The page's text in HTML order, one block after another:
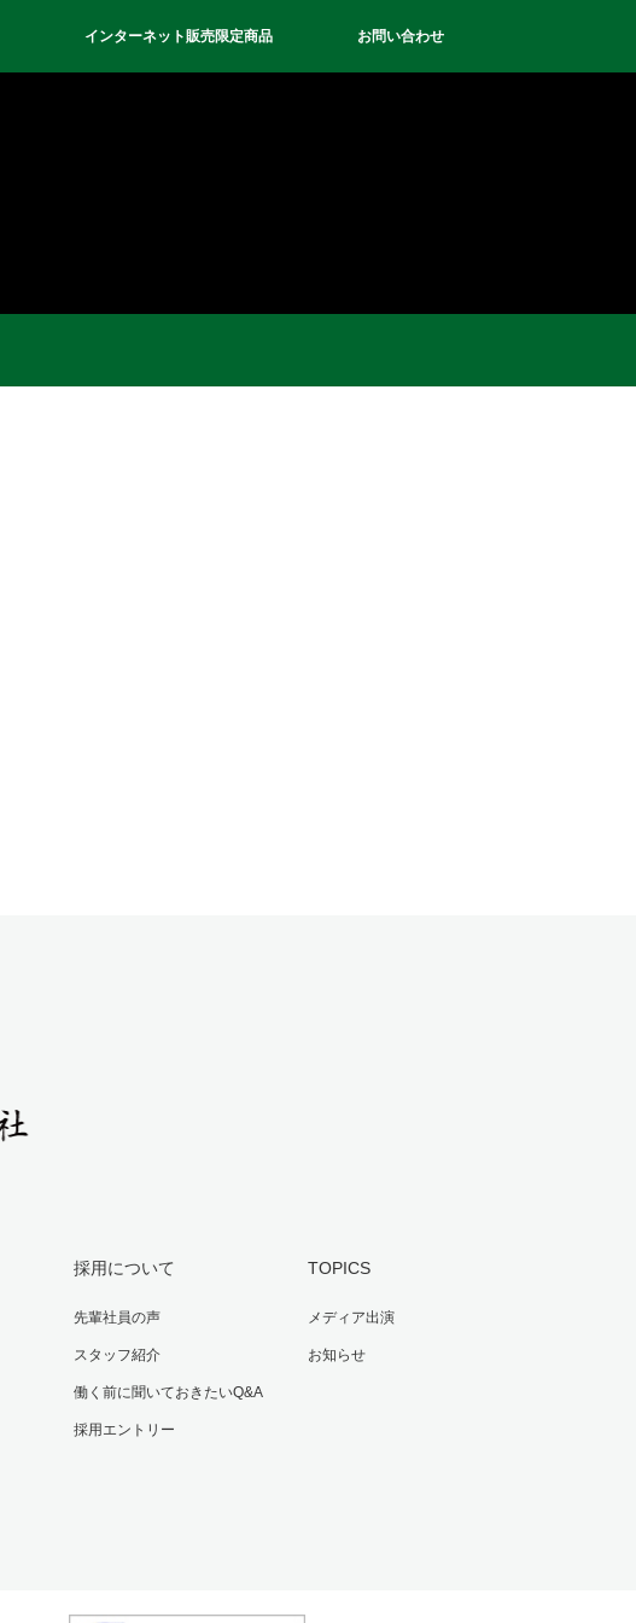
インターネット販売限定商品 お問い合わせ
採用について
先輩社員の声
スタッフ紹介
働く前に聞いておきたいQ&A
採用エントリー
TOPICS
メディア出演
お知らせ